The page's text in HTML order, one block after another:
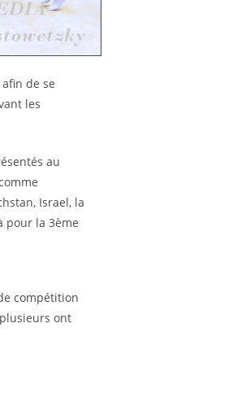
de se
les
au
Israel, la
pour la 3ème
compétition
ont